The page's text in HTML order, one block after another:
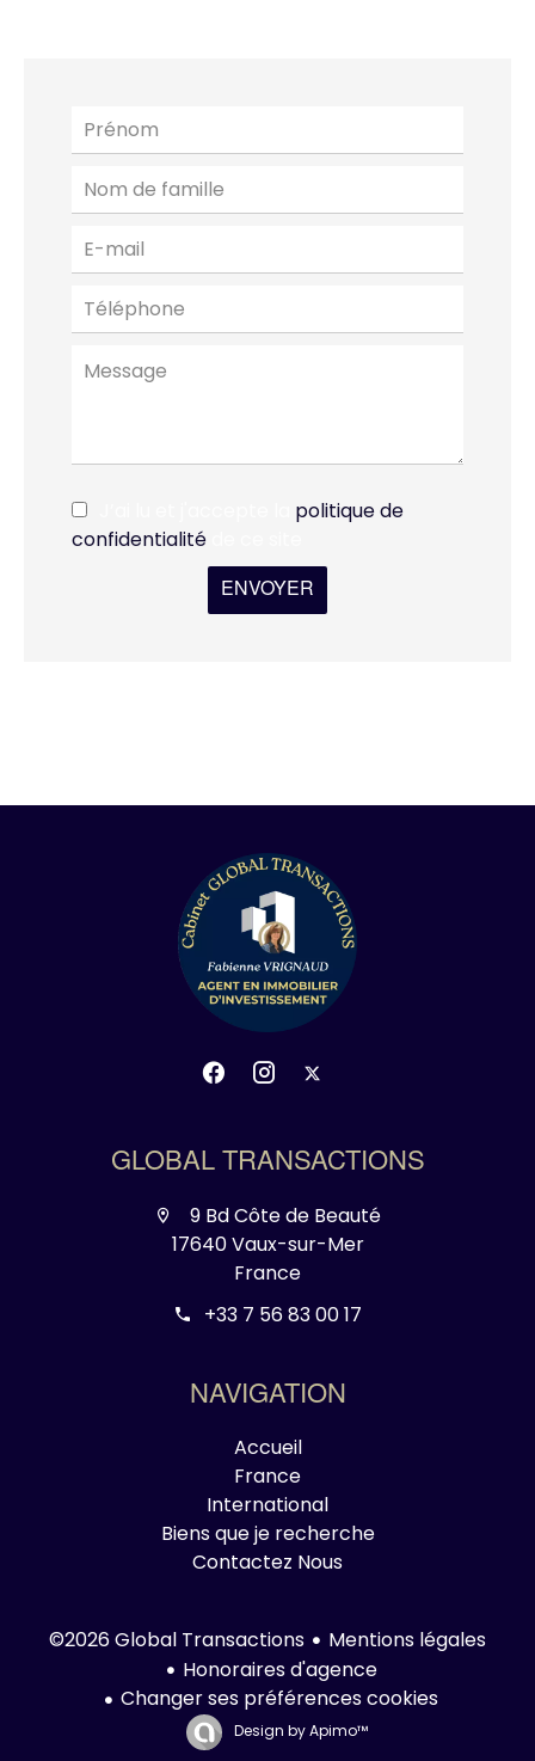
politique de
confidentialité
ENVOYER
GLOBAL TRANSACTIONS
9 Bd Côte de Beauté
17640 Vaux-sur-Mer
France
+33 7 56 83 00 17
NAVIGATION
Accueil
France
International
Biens que je recherche
Contactez Nous
©2026 Global Transactions
Mentions légales
Honoraires d'agence
Changer ses préférences cookies
Design byApimo™